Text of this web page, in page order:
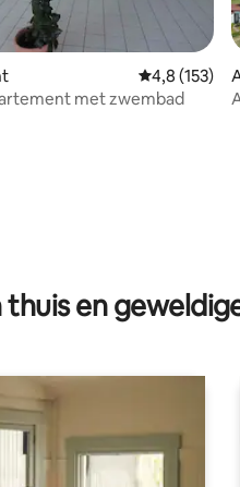
4,93 op 5, 74 recensies
Gemiddelde
4,8 (153)
met zwembad
en